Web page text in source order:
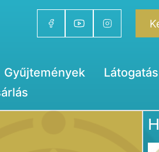
Gyűjtemények Látogatás